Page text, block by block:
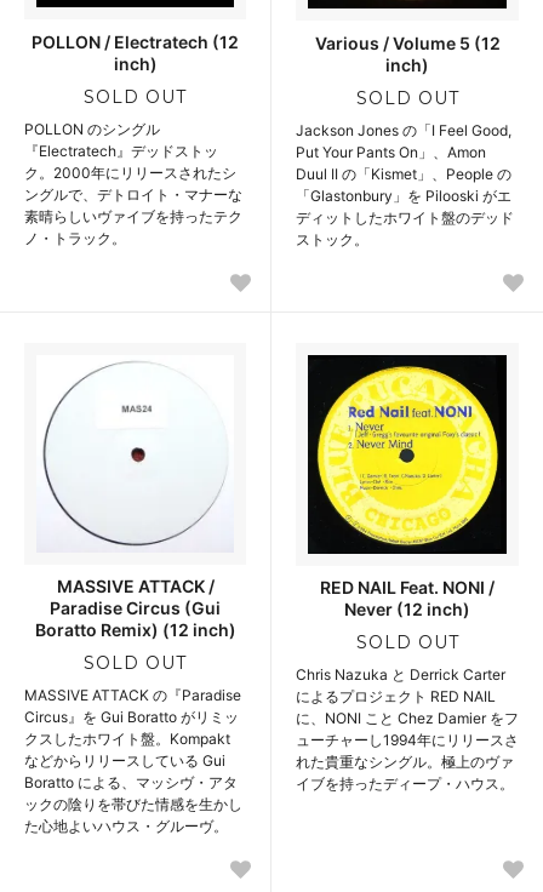
POLLON / Electratech (12
inch)
SOLD OUT
POLLON のシングル
『Electratech』デッドストッ
ク。2000年にリリースされたシ
ングルで、デトロイト・マナーな
素晴らしいヴァイブを持ったテク
ノ・トラック。
Various / Volume 5 (12
inch)
SOLD OUT
Jackson Jones の「I Feel Good,
Put Your Pants On」、Amon
Duul II の「Kismet」、People の
「Glastonbury」を Pilooski がエ
ディットしたホワイト盤のデッド
ストック。
MASSIVE ATTACK /
Paradise Circus (Gui
Boratto Remix) (12 inch)
SOLD OUT
MASSIVE ATTACK の『Paradise
Circus』を Gui Boratto がリミッ
クスしたホワイト盤。Kompakt
などからリリースしている Gui
Boratto による、マッシヴ・アタ
ックの陰りを帯びた情感を生かし
た心地よいハウス・グルーヴ。
RED NAIL Feat. NONI /
Never (12 inch)
SOLD OUT
Chris Nazuka と Derrick Carter
によるプロジェクト RED NAIL
に、NONI こと Chez Damier をフ
ューチャーし1994年にリリースさ
れた貴重なシングル。極上のヴァ
イブを持ったディープ・ハウス。